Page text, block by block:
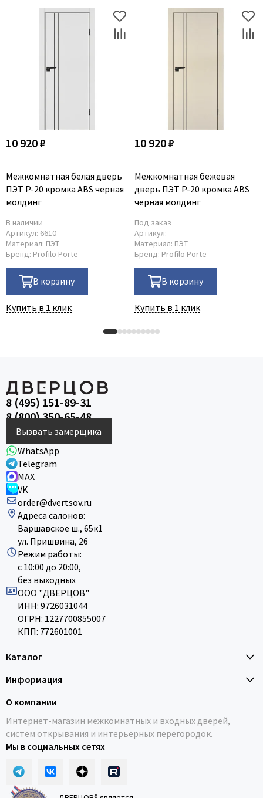
10 920 ₽
Межкомнатная белая дверь
ПЭТ P-20 кромка ABS черная
молдинг
В наличии
Артикул: 6610
Материал: ПЭТ
Бренд: Profilo Porte
В корзину
Купить в 1 клик
10 920 ₽
Межкомнатная бежевая
дверь ПЭТ P-20 кромка ABS
черная молдинг
Под заказ
Артикул:
Материал: ПЭТ
Бренд: Profilo Porte
В корзину
Купить в 1 клик
8 (495) 151-89-31
8 (800) 350-65-48
Вызвать замерщика
WhatsApp
Telegram
MAX
VK
order@dvertsov.ru
Адреса салонов:
Варшавское ш., 65к1
ул. Пришвина, 26
Режим работы:
с 10:00 до 20:00,
без выходных
ООО "ДВЕРЦОВ"
ИНН: 9726031044
ОГРН: 1227700855007
КПП: 772601001
Каталог
Информация
О компании
Интернет-магазин межкомнатных и входных дверей,
систем открывания и интерьерных перегородок.
Мы в социальных сетях